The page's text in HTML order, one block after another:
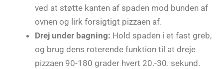
ved at støtte kanten af spaden mod bunden af
ovnen og lirk forsigtigt pizzaen af.
Drej under bagning: Hold spaden i et fast greb,
og brug dens roterende funktion til at dreje
pizzaen 90-180 grader hvert 20.-30. sekund.